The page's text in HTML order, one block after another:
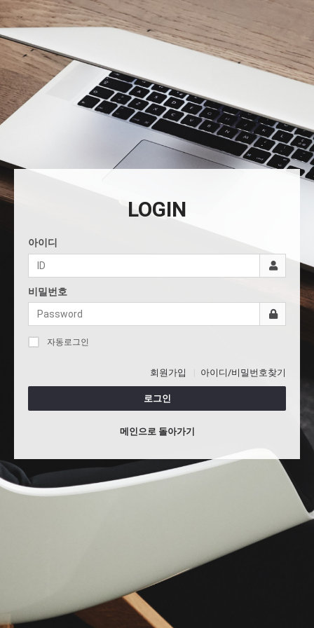
LOGIN
아이디
비밀번호
자동로그인
회원가입 아이디/비밀번호찾기
로그인
메인으로 돌아가기